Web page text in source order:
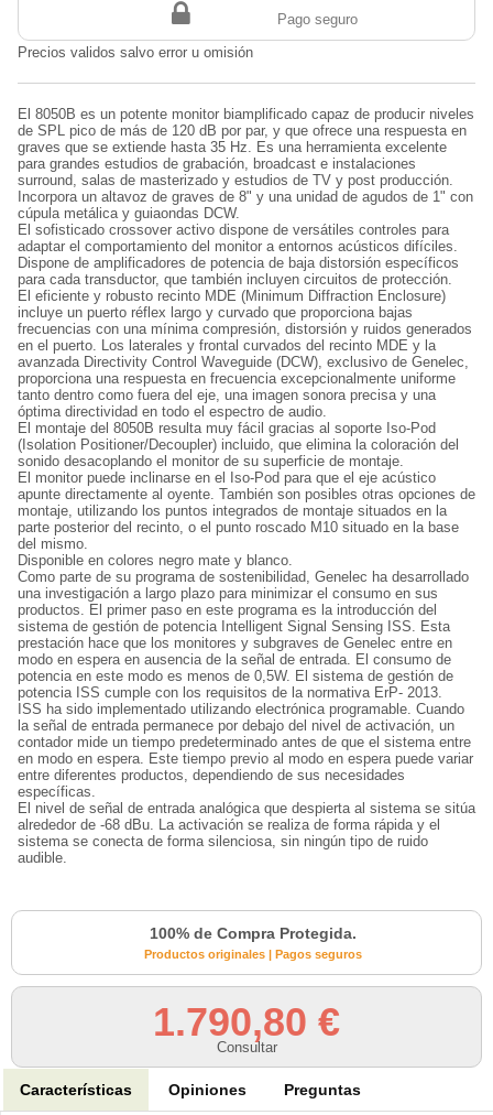
Pago seguro
Precios validos salvo error u omisión
El 8050B es un potente monitor biamplificado capaz de producir niveles
de SPL pico de más de 120 dB por par, y que ofrece una respuesta en
graves que se extiende hasta 35 Hz. Es una herramienta excelente
para grandes estudios de grabación, broadcast e instalaciones
surround, salas de masterizado y estudios de TV y post producción.
Incorpora un altavoz de graves de 8" y una unidad de agudos de 1" con
cúpula metálica y guiaondas DCW.
El sofisticado crossover activo dispone de versátiles controles para
adaptar el comportamiento del monitor a entornos acústicos difíciles.
Dispone de amplificadores de potencia de baja distorsión específicos
para cada transductor, que también incluyen circuitos de protección.
El eficiente y robusto recinto MDE (Minimum Diffraction Enclosure)
incluye un puerto réflex largo y curvado que proporciona bajas
frecuencias con una mínima compresión, distorsión y ruidos generados
en el puerto. Los laterales y frontal curvados del recinto MDE y la
avanzada Directivity Control Waveguide (DCW), exclusivo de Genelec,
proporciona una respuesta en frecuencia excepcionalmente uniforme
tanto dentro como fuera del eje, una imagen sonora precisa y una
óptima directividad en todo el espectro de audio.
El montaje del 8050B resulta muy fácil gracias al soporte Iso-Pod
(Isolation Positioner/Decoupler) incluido, que elimina la coloración del
sonido desacoplando el monitor de su superficie de montaje.
El monitor puede inclinarse en el Iso-Pod para que el eje acústico
apunte directamente al oyente. También son posibles otras opciones de
montaje, utilizando los puntos integrados de montaje situados en la
parte posterior del recinto, o el punto roscado M10 situado en la base
del mismo.
Disponible en colores negro mate y blanco.
Como parte de su programa de sostenibilidad, Genelec ha desarrollado
una investigación a largo plazo para minimizar el consumo en sus
productos. El primer paso en este programa es la introducción del
sistema de gestión de potencia Intelligent Signal Sensing ISS. Esta
prestación hace que los monitores y subgraves de Genelec entre en
modo en espera en ausencia de la señal de entrada. El consumo de
potencia en este modo es menos de 0,5W. El sistema de gestión de
potencia ISS cumple con los requisitos de la normativa ErP- 2013.
ISS ha sido implementado utilizando electrónica programable. Cuando
la señal de entrada permanece por debajo del nivel de activación, un
contador mide un tiempo predeterminado antes de que el sistema entre
en modo en espera. Este tiempo previo al modo en espera puede variar
entre diferentes productos, dependiendo de sus necesidades
específicas.
El nivel de señal de entrada analógica que despierta al sistema se sitúa
alrededor de -68 dBu. La activación se realiza de forma rápida y el
sistema se conecta de forma silenciosa, sin ningún tipo de ruido
audible.
100% de Compra Protegida.
Productos originales | Pagos seguros
1.790,80 €
Consultar
Características Opiniones Preguntas